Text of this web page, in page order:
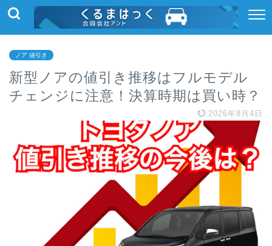
ノア 値引き
新型ノアの値引き推移はフルモデル
チェンジに注意！決算時期は買い時？
2026年8月4日